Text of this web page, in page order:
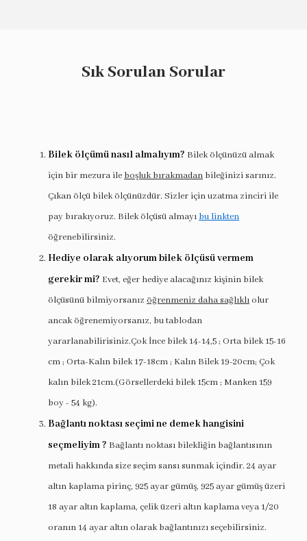
Sık Sorulan Sorular
Bilek ölçümü nasıl almalıyım? Bilek ölçünüzü almak
için bir mezura ile boşluk bırakmadan bileğinizi sarınız.
Çıkan ölçü bilek ölçünüzdür. Sizler için uzatma zinciri ile
pay bırakıyoruz. Bilek ölçüsü almayı bu linkten
öğrenebilirsiniz.
Hediye olarak alıyorum bilek ölçüsü vermem
gerekir mi? Evet, eğer hediye alacağınız kişinin bilek
ölçüsünü bilmiyorsanız öğrenmeniz daha sağlıklı olur
ancak öğrenemiyorsanız, bu tablodan
yararlanabilirisiniz.Çok İnce bilek 14-14,5 ; Orta bilek 15-16
cm ; Orta-Kalın bilek 17-18cm ; Kalın Bilek 19-20cm; Çok
kalın bilek 21cm.(Görsellerdeki bilek 15cm ; Manken 159
boy - 54 kg).
Bağlantı noktası seçimi ne demek hangisini
seçmeliyim ? Bağlantı noktası bilekliğin bağlantısının
metali hakkında size seçim sansı sunmak içindir. 24 ayar
altın kaplama pirinç, 925 ayar gümüş, 925 ayar gümüş üzeri
18 ayar altın kaplama, çelik üzeri altın kaplama veya 1/20
oranın 14 ayar altın olarak bağlantınızı seçebilirsiniz.